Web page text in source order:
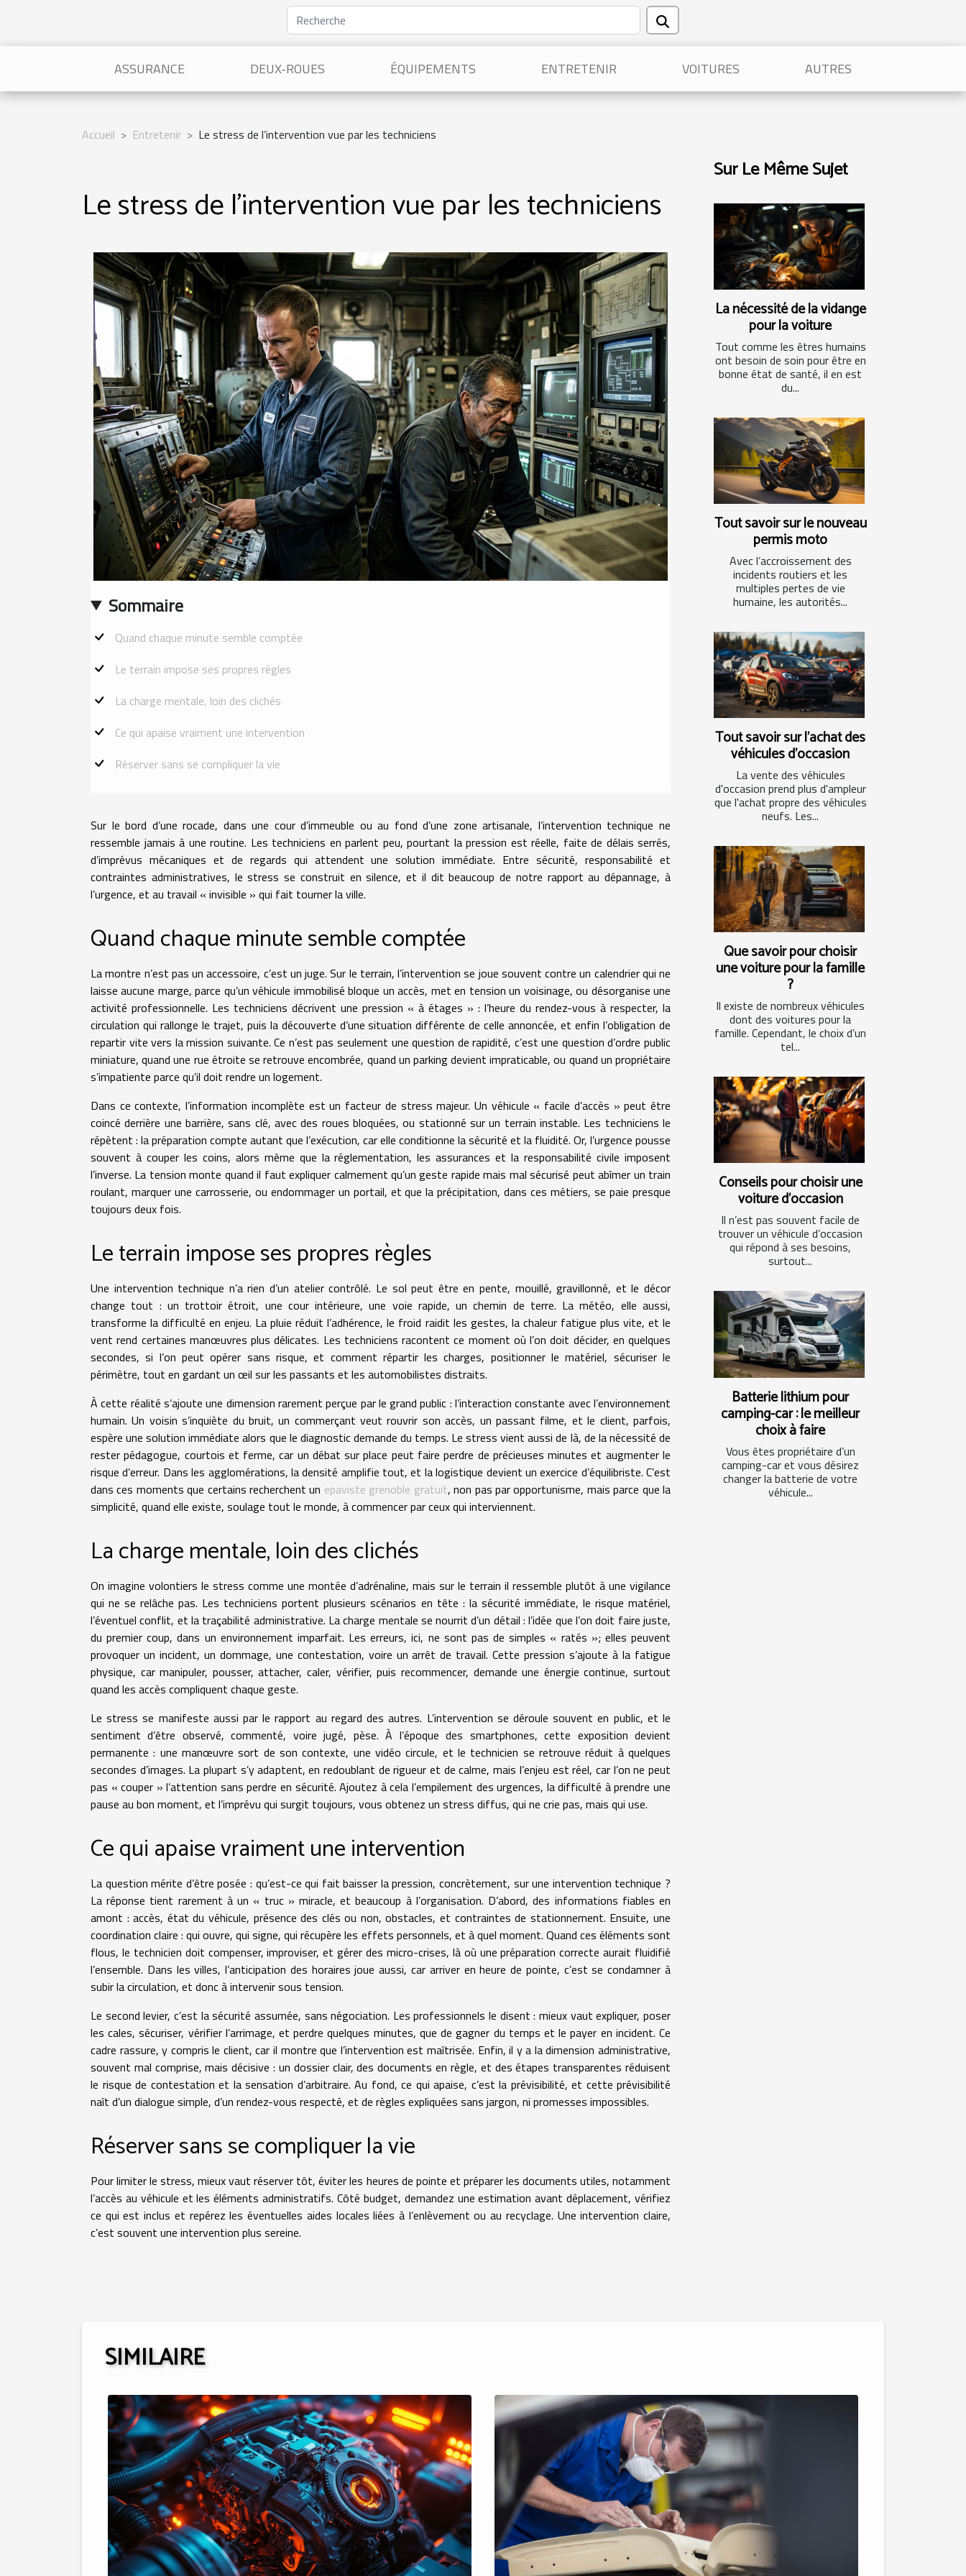
ASSURANCE DEUX-ROUES ÉQUIPEMENTS ENTRETENIR VOITURES AUTRES
Accueil Entretenir Le stress de l’intervention vue par les techniciens
Le stress de l’intervention vue par les techniciens
Sommaire
Quand chaque minute semble comptée
Le terrain impose ses propres règles
La charge mentale, loin des clichés
Ce qui apaise vraiment une intervention
Réserver sans se compliquer la vie
Sur le bord d’une rocade, dans une cour d’immeuble ou au fond d’une zone artisanale, l’intervention technique ne
ressemble jamais à une routine. Les techniciens en parlent peu, pourtant la pression est réelle, faite de délais serrés,
d’imprévus mécaniques et de regards qui attendent une solution immédiate. Entre sécurité, responsabilité et
contraintes administratives, le stress se construit en silence, et il dit beaucoup de notre rapport au dépannage, à
l’urgence, et au travail « invisible » qui fait tourner la ville.
Quand chaque minute semble comptée
La montre n’est pas un accessoire, c’est un juge. Sur le terrain, l’intervention se joue souvent contre un calendrier qui ne
laisse aucune marge, parce qu’un véhicule immobilisé bloque un accès, met en tension un voisinage, ou désorganise une
activité professionnelle. Les techniciens décrivent une pression « à étages » : l’heure du rendez-vous à respecter, la
circulation qui rallonge le trajet, puis la découverte d’une situation différente de celle annoncée, et enfin l’obligation de
repartir vite vers la mission suivante. Ce n’est pas seulement une question de rapidité, c’est une question d’ordre public
miniature, quand une rue étroite se retrouve encombrée, quand un parking devient impraticable, ou quand un propriétaire
s’impatiente parce qu’il doit rendre un logement.
Dans ce contexte, l’information incomplète est un facteur de stress majeur. Un véhicule « facile d’accès » peut être
coincé derrière une barrière, sans clé, avec des roues bloquées, ou stationné sur un terrain instable. Les techniciens le
répètent : la préparation compte autant que l’exécution, car elle conditionne la sécurité et la fluidité. Or, l’urgence pousse
souvent à couper les coins, alors même que la réglementation, les assurances et la responsabilité civile imposent
l’inverse. La tension monte quand il faut expliquer calmement qu’un geste rapide mais mal sécurisé peut abîmer un train
roulant, marquer une carrosserie, ou endommager un portail, et que la précipitation, dans ces métiers, se paie presque
toujours deux fois.
Le terrain impose ses propres règles
Une intervention technique n’a rien d’un atelier contrôlé. Le sol peut être en pente, mouillé, gravillonné, et le décor
change tout : un trottoir étroit, une cour intérieure, une voie rapide, un chemin de terre. La météo, elle aussi,
transforme la difficulté en enjeu. La pluie réduit l’adhérence, le froid raidit les gestes, la chaleur fatigue plus vite, et le
vent rend certaines manœuvres plus délicates. Les techniciens racontent ce moment où l’on doit décider, en quelques
secondes, si l’on peut opérer sans risque, et comment répartir les charges, positionner le matériel, sécuriser le
périmètre, tout en gardant un œil sur les passants et les automobilistes distraits.
À cette réalité s’ajoute une dimension rarement perçue par le grand public : l’interaction constante avec l’environnement
humain. Un voisin s’inquiète du bruit, un commerçant veut rouvrir son accès, un passant filme, et le client, parfois,
espère une solution immédiate alors que le diagnostic demande du temps. Le stress vient aussi de là, de la nécessité de
rester pédagogue, courtois et ferme, car un débat sur place peut faire perdre de précieuses minutes et augmenter le
risque d’erreur. Dans les agglomérations, la densité amplifie tout, et la logistique devient un exercice d’équilibriste. C’est
dans ces moments que certains recherchent un epaviste grenoble gratuit, non pas par opportunisme, mais parce que la
simplicité, quand elle existe, soulage tout le monde, à commencer par ceux qui interviennent.
La charge mentale, loin des clichés
On imagine volontiers le stress comme une montée d’adrénaline, mais sur le terrain il ressemble plutôt à une vigilance
qui ne se relâche pas. Les techniciens portent plusieurs scénarios en tête : la sécurité immédiate, le risque matériel,
l’éventuel conflit, et la traçabilité administrative. La charge mentale se nourrit d’un détail : l’idée que l’on doit faire juste,
du premier coup, dans un environnement imparfait. Les erreurs, ici, ne sont pas de simples « ratés »; elles peuvent
provoquer un incident, un dommage, une contestation, voire un arrêt de travail. Cette pression s’ajoute à la fatigue
physique, car manipuler, pousser, attacher, caler, vérifier, puis recommencer, demande une énergie continue, surtout
quand les accès compliquent chaque geste.
Le stress se manifeste aussi par le rapport au regard des autres. L’intervention se déroule souvent en public, et le
sentiment d’être observé, commenté, voire jugé, pèse. À l’époque des smartphones, cette exposition devient
permanente : une manœuvre sort de son contexte, une vidéo circule, et le technicien se retrouve réduit à quelques
secondes d’images. La plupart s’y adaptent, en redoublant de rigueur et de calme, mais l’enjeu est réel, car l’on ne peut
pas « couper » l’attention sans perdre en sécurité. Ajoutez à cela l’empilement des urgences, la difficulté à prendre une
pause au bon moment, et l’imprévu qui surgit toujours, vous obtenez un stress diffus, qui ne crie pas, mais qui use.
Ce qui apaise vraiment une intervention
La question mérite d’être posée : qu’est-ce qui fait baisser la pression, concrètement, sur une intervention technique ?
La réponse tient rarement à un « truc » miracle, et beaucoup à l’organisation. D’abord, des informations fiables en
amont : accès, état du véhicule, présence des clés ou non, obstacles, et contraintes de stationnement. Ensuite, une
coordination claire : qui ouvre, qui signe, qui récupère les effets personnels, et à quel moment. Quand ces éléments sont
flous, le technicien doit compenser, improviser, et gérer des micro-crises, là où une préparation correcte aurait fluidifié
l’ensemble. Dans les villes, l’anticipation des horaires joue aussi, car arriver en heure de pointe, c’est se condamner à
subir la circulation, et donc à intervenir sous tension.
Le second levier, c’est la sécurité assumée, sans négociation. Les professionnels le disent : mieux vaut expliquer, poser
les cales, sécuriser, vérifier l’arrimage, et perdre quelques minutes, que de gagner du temps et le payer en incident. Ce
cadre rassure, y compris le client, car il montre que l’intervention est maîtrisée. Enfin, il y a la dimension administrative,
souvent mal comprise, mais décisive : un dossier clair, des documents en règle, et des étapes transparentes réduisent
le risque de contestation et la sensation d’arbitraire. Au fond, ce qui apaise, c’est la prévisibilité, et cette prévisibilité
naît d’un dialogue simple, d’un rendez-vous respecté, et de règles expliquées sans jargon, ni promesses impossibles.
Réserver sans se compliquer la vie
Pour limiter le stress, mieux vaut réserver tôt, éviter les heures de pointe et préparer les documents utiles, notamment
l’accès au véhicule et les éléments administratifs. Côté budget, demandez une estimation avant déplacement, vérifiez
ce qui est inclus et repérez les éventuelles aides locales liées à l’enlèvement ou au recyclage. Une intervention claire,
c’est souvent une intervention plus sereine.
Sur Le Même Sujet
La nécessité de la vidange
pour la voiture
Tout comme les êtres humains
ont besoin de soin pour être en
bonne état de santé, il en est
du...
Tout savoir sur le nouveau
permis moto
Avec l’accroissement des
incidents routiers et les
multiples pertes de vie
humaine, les autorités...
Tout savoir sur l'achat des
véhicules d'occasion
La vente des véhicules
d'occasion prend plus d'ampleur
que l'achat propre des véhicules
neufs. Les...
Que savoir pour choisir
une voiture pour la famille
?
Il existe de nombreux véhicules
dont des voitures pour la
famille. Cependant, le choix d’un
tel...
Conseils pour choisir une
voiture d’occasion
Il n’est pas souvent facile de
trouver un véhicule d’occasion
qui répond à ses besoins,
surtout...
Batterie lithium pour
camping-car : le meilleur
choix à faire
Vous êtes propriétaire d’un
camping-car et vous désirez
changer la batterie de votre
véhicule...
SIMILAIRE